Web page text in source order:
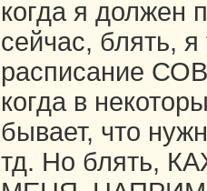
когда я должен
сейчас, блять,
расписание
когда в
бывает, что
тд. Но блять,